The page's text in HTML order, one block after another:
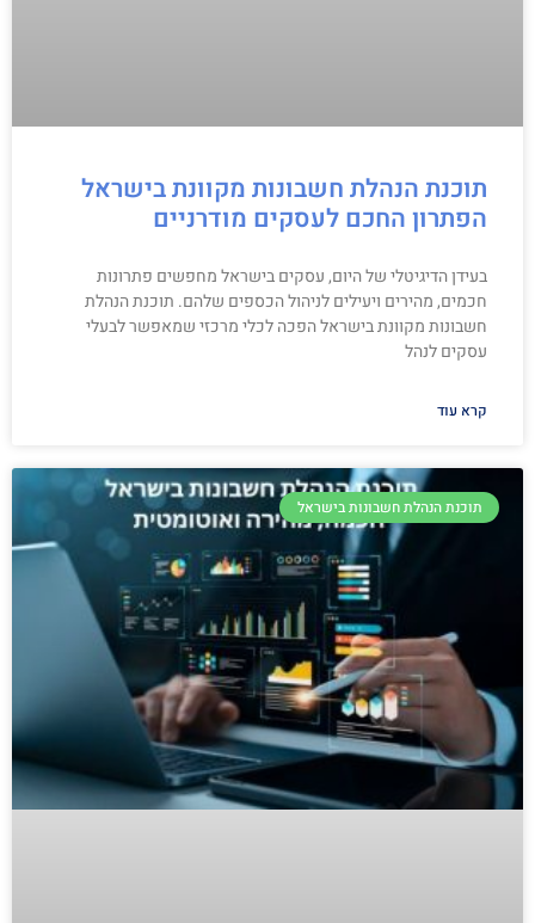
תוכנת הנהלת חשבונות מקוונת בישראל
הפתרון החכם לעסקים מודרניים
בעידן הדיגיטלי של היום, עסקים בישראל מחפשים פתרונות
חכמים, מהירים ויעילים לניהול הכספים שלהם. תוכנת הנהלת
חשבונות מקוונת בישראל הפכה לכלי מרכזי שמאפשר לבעלי
עסקים לנהל
קרא עוד
תוכנת הנהלת חשבונות בישראל